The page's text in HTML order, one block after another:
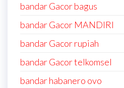
bandar Gacor bagus
bandar Gacor MANDIRI
bandar Gacor rupiah
bandar Gacor telkomsel
bandar habanero ovo